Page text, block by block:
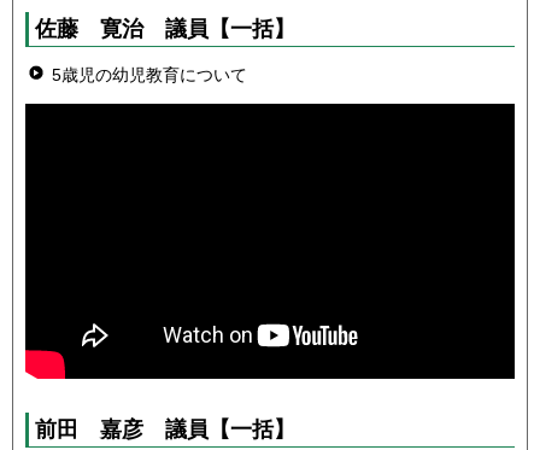
佐藤 寛治 議員 【一括】
5歳児の幼児教育について
前田 嘉彦 議員 【一括】